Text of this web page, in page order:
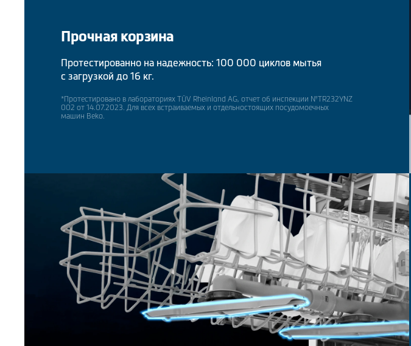
Прочная корзина
Протестированно на надежность: 100 000 циклов мытья
с загрузкой до 16 кг.
*Протестировано в лабораториях TÜV Rheinland AG, отчет об инспекции №TR232YNZ
002 от 14.07.2023. Для всех встраиваемых и отдельностоящих посудомоечных
машин Beko.